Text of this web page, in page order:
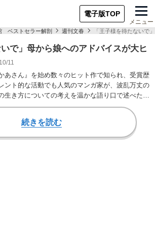
電子版TOP
メニュー
ベストセラー解剖 週刊文春 「王子様を待たないで
いで」母から娘へのアドバイスが大ヒ
11
あさん』を始め数々のヒット作で知られ、受賞歴
ント的な活動でも人気のマンガ家が、波乱万丈の
生き方についての考えを温かな語り口で述べた本
続きを読む